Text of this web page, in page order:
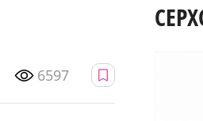
6597